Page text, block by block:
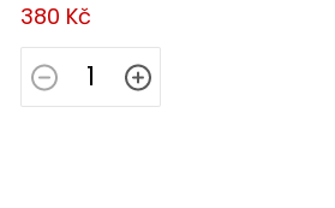
380 Kč